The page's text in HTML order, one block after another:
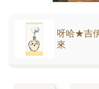
呀哈★吉
來